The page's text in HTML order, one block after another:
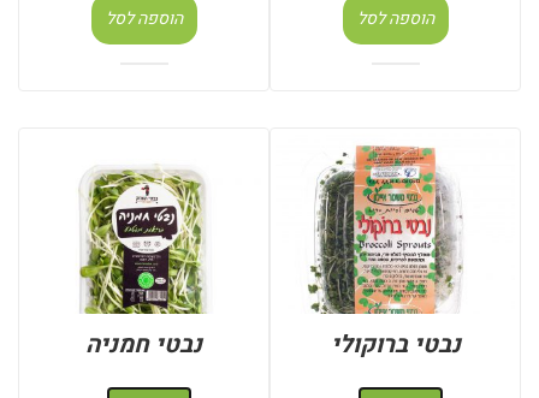
הוספה לסל הוספה לסל
נבטי ברוקולי נבטי חמניה